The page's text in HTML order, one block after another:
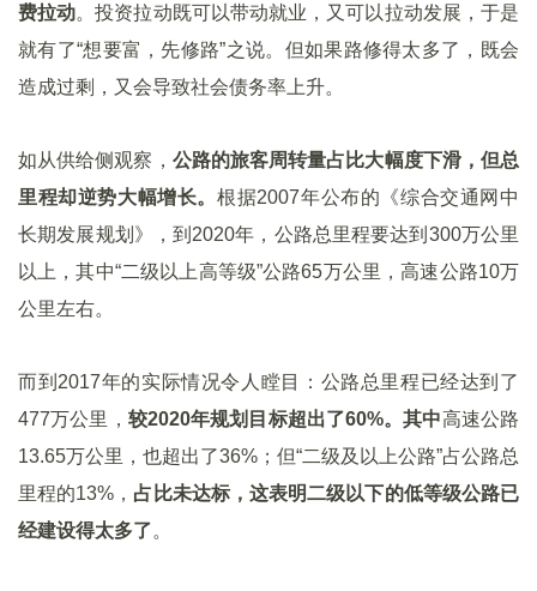
费拉动。投资拉动既可以带动就业，又可以拉动发展，于是
就有了“想要富，先修路”之说。但如果路修得太多了，既会
造成过剩，又会导致社会债务率上升。
如从供给侧观察， 公路的旅客周转量占比大幅度下滑，但总
里程却逆势大幅增长。根据2007年公布的《综合交通网中
长期发展规划》，到2020年，公路总里程要达到300万公里
以上，其中“二级以上高等级”公路65万公里，高速公路10万
公里左右。
而到2017年的实际情况令人瞠目：公路总里程已经达到了
477万公里， 较2020年规划目标超出了60%。其中高速公路
13.65万公里，也超出了36%；但“二级及以上公路”占公路总
里程的13%， 占比未达标，这表明二级以下的低等级公路已
经建设得太多了。